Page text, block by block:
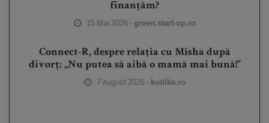
finanțăm?
15 Mai 2026 - green.start-up.ro
Connect-R, despre relația cu Misha după
divorț: „Nu putea să aibă o mamă mai bună!”
7 August 2026 - kudika.ro